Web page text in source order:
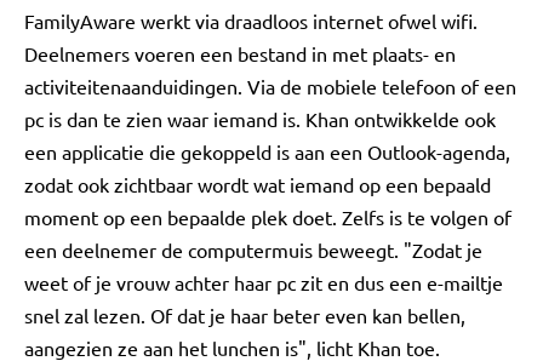
FamilyAware werkt via draadloos internet ofwel wifi.
Deelnemers voeren een bestand in met plaats- en
activiteitenaanduidingen. Via de mobiele telefoon of een
pc is dan te zien waar iemand is. Khan ontwikkelde ook
een applicatie die gekoppeld is aan een Outlook-agenda,
zodat ook zichtbaar wordt wat iemand op een bepaald
moment op een bepaalde plek doet. Zelfs is te volgen of
een deelnemer de computermuis beweegt. "Zodat je
weet of je vrouw achter haar pc zit en dus een e-mailtje
snel zal lezen. Of dat je haar beter even kan bellen,
aangezien ze aan het lunchen is", licht Khan toe.